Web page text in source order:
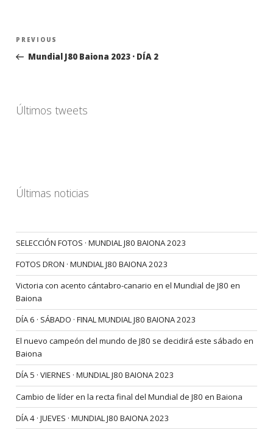
Navegación
entradas
Previous
Post
PREVIOUS
Mundial J80 Baiona 2023 · DÍA 2
Últimos tweets
Últimas noticias
SELECCIÓN FOTOS · MUNDIAL J80 BAIONA 2023
FOTOS DRON · MUNDIAL J80 BAIONA 2023
Victoria con acento cántabro-canario en el Mundial de J80 en
Baiona
DÍA 6 · SÁBADO · FINAL MUNDIAL J80 BAIONA 2023
El nuevo campeón del mundo de J80 se decidirá este sábado en
Baiona
DÍA 5 · VIERNES · MUNDIAL J80 BAIONA 2023
Cambio de líder en la recta final del Mundial de J80 en Baiona
DÍA 4 · JUEVES · MUNDIAL J80 BAIONA 2023